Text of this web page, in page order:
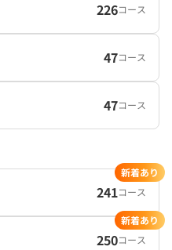
226コース
47コース
47コース
241コース
新着あり
250コース
新着あり